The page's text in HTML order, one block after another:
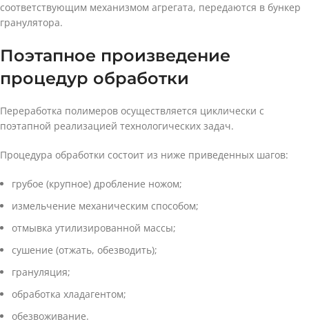
соответствующим механизмом агрегата, передаются в бункер
гранулятора.
Поэтапное произведение
процедур обработки
Переработка полимеров осуществляется циклически с
поэтапной реализацией технологических задач.
Процедура обработки состоит из ниже приведенных шагов:
грубое (крупное) дробление ножом;
измельчение механическим способом;
отмывка утилизированной массы;
сушение (отжать, обезводить);
грануляция;
обработка хладагентом;
обезвоживание.